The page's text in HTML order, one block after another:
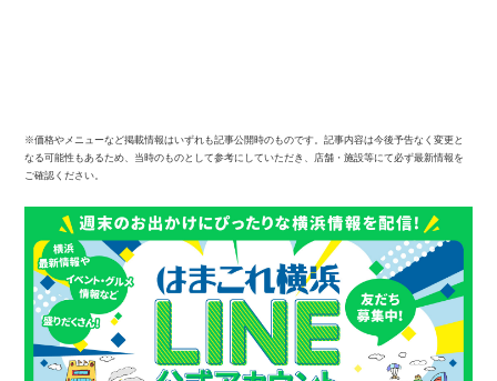
※価格やメニューなど掲載情報はいずれも記事公開時のものです。記事内容は今後予告なく変更と
なる可能性もあるため、当時のものとして参考にしていただき、店舗・施設等にて必ず最新情報を
ご確認ください。